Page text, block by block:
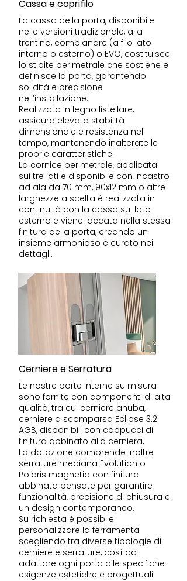
Cassa e coprifilo
La cassa della porta, disponibile
nelle versioni tradizionale, alla
trentina, complanare (a filo lato
interno o esterno) o EVO, costituisce
lo stipite perimetrale che sostiene e
definisce la porta, garantendo
solidità e precisione
nell’installazione.
Realizzata in legno listellare,
assicura elevata stabilità
dimensionale e resistenza nel
tempo, mantenendo inalterate le
proprie caratteristiche.
La cornice perimetrale, applicata
sui tre lati e disponibile con incastro
ad ala da 70 mm, 90x12 mm o altre
larghezze a scelta è realizzata in
continuità con la cassa sul lato
esterno e viene laccata nella stessa
finitura della porta, creando un
insieme armonioso e curato nei
dettagli.
Cerniere e Serratura
Le nostre porte interne su misura
sono fornite con componenti di alta
qualità, tra cui cerniere anuba,
cerniere a scomparsa Eclipse 3.2
AGB, disponibili con cappucci di
finitura abbinato alla cerniera,
La dotazione comprende inoltre
serrature mediana Evolution o
Polaris magnetia con finitura
abbinata pensate per garantire
funzionalità, precisione di chiusura e
un design contemporaneo.
Su richiesta è possibile
personalizzare la ferramenta
scegliendo tra diverse tipologie di
cerniere e serrature, così da
adattare ogni porta alle specifiche
esigenze estetiche e progettuali.